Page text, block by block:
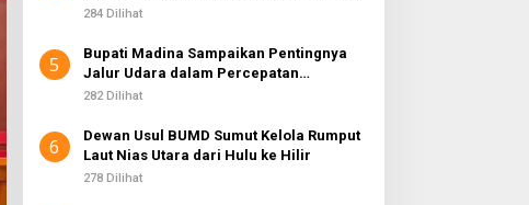
284 Dilihat
5
Bupati Madina Sampaikan Pentingnya
Jalur Udara dalam Percepatan
Pembangunan
282 Dilihat
6
Dewan Usul BUMD Sumut Kelola Rumput
Laut Nias Utara dari Hulu ke Hilir
278 Dilihat